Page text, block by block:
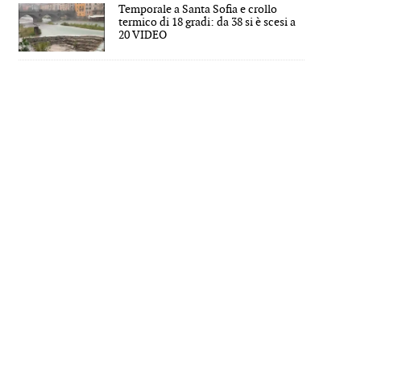
Temporale a Santa Sofia e crollo
termico di 18 gradi: da 38 si è scesi a
20 VIDEO